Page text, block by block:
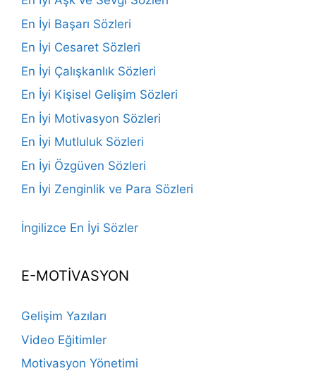
En İyi Başarı Sözleri
En İyi Cesaret Sözleri
En İyi Çalışkanlık Sözleri
En İyi Kişisel Gelişim Sözleri
En İyi Motivasyon Sözleri
En İyi Mutluluk Sözleri
En İyi Özgüven Sözleri
En İyi Zenginlik ve Para Sözleri
İngilizce En İyi Sözler
E-MOTİVASYON
Gelişim Yazıları
Video Eğitimler
Motivasyon Yönetimi